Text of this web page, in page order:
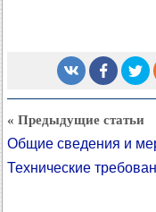
« Предыдущие статьи
Общие сведения и
Технические